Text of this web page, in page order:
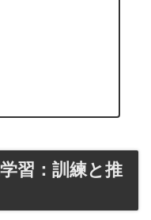
習：訓練と推